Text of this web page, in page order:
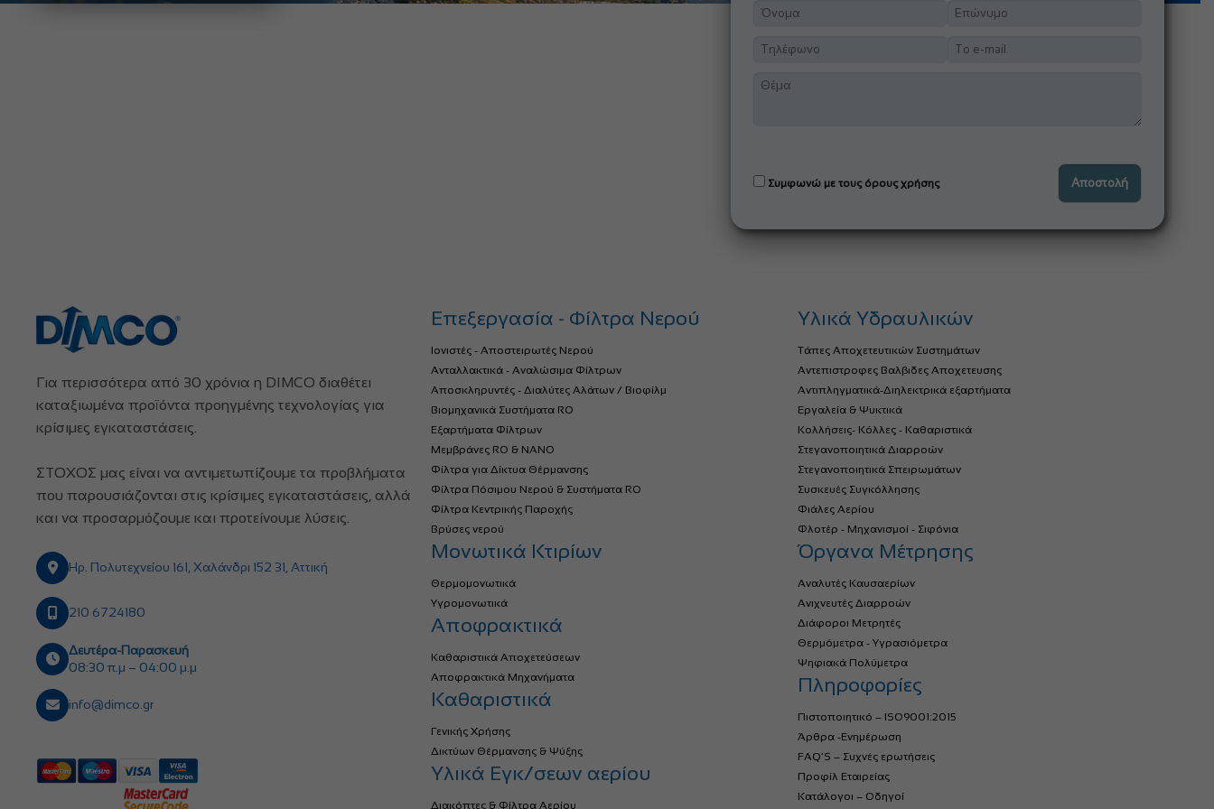
Συμφωνώ με τους όρους χρήσης
Για περισσότερα από 30 χρόνια η DIMCO διαθέτει
καταξιωμένα προϊόντα προηγμένης τεχνολογίας για
κρίσιμες εγκαταστάσεις.
ΣΤΟΧΟΣ μας είναι να αντιμετωπίζουμε τα προβλήματα
που παρουσιάζονται στις κρίσιμες εγκαταστάσεις, αλλά
και να προσαρμόζουμε και προτείνουμε λύσεις.
Ηρ. Πολυτεχνείου 161, Χαλάνδρι 152 31, Αττική
210 6724180
Δευτέρα-Παρασκευή
08:30 π.μ – 04:00 μ.μ
info@dimco.gr
Επεξεργασία - Φίλτρα Νερού
Ιονιστές - Αποστειρωτές Νερού
Ανταλλακτικά - Αναλώσιμα Φίλτρων
Αποσκληρυντές - Διαλύτες Αλάτων / Βιοφίλμ
Βιομηχανικά Συστήματα RO
Εξαρτήματα Φίλτρων
Μεμβράνες RO & NANO
Φίλτρα για Δίκτυα Θέρμανσης
Φίλτρα Πόσιμου Νερού & Συστήματα RO
Φίλτρα Κεντρικής Παροχής
Βρύσες νερού
Μονωτικά Κτιρίων
Θερμομονωτικά
Υγρομονωτικά
Αποφρακτικά
Καθαριστικά Αποχετεύσεων
Αποφρακτικά Μηχανήματα
Καθαριστικά
Γενικής Χρήσης
Δικτύων Θέρμανσης & Ψύξης
Υλικά Εγκ/σεων αερίου
Διακόπτες & Φίλτρα Αερίου
Υλικά Υδραυλικών
Τάπες Αποχετευτικών Συστημάτων
Αντεπιστροφες Βαλβιδες Αποχετευσης
Αντιπληγματικά-Διηλεκτρικά εξαρτήματα
Εργαλεία & Ψυκτικά
Κολλήσεις- Κόλλες - Καθαριστικά
Στεγανοποιητικά Διαρροών
Στεγανοποιητικά Σπειρωμάτων
Συσκευές Συγκόλλησης
Φιάλες Αερίου
Φλοτέρ - Μηχανισμοί - Σιφόνια
Όργανα Μέτρησης
Αναλυτές Καυσαερίων
Ανιχνευτές Διαρροών
Διάφοροι Μετρητές
Θερμόμετρα - Υγρασιόμετρα
Ψηφιακά Πολύμετρα
Πληροφορίες
Πιστοποιητικό – ISO9001:2015
Άρθρα -Ενημέρωση
FAQ’S – Συχνές ερωτήσεις
Προφίλ Εταιρείας
Κατάλογοι – Οδηγοί